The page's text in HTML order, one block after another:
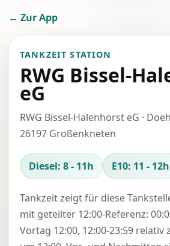
← Zur App
TANKZEIT STATION
RWG Bissel-
eG
RWG Bissel-Halenhorst eG ·
26197 Großenkneten
Diesel: 8 - 11h E10: 11 - 12h
Tankzeit zeigt für diese
mit geteilter 12:00-Referenz:
Vortag 12:00, 12:00-23:59 relativ